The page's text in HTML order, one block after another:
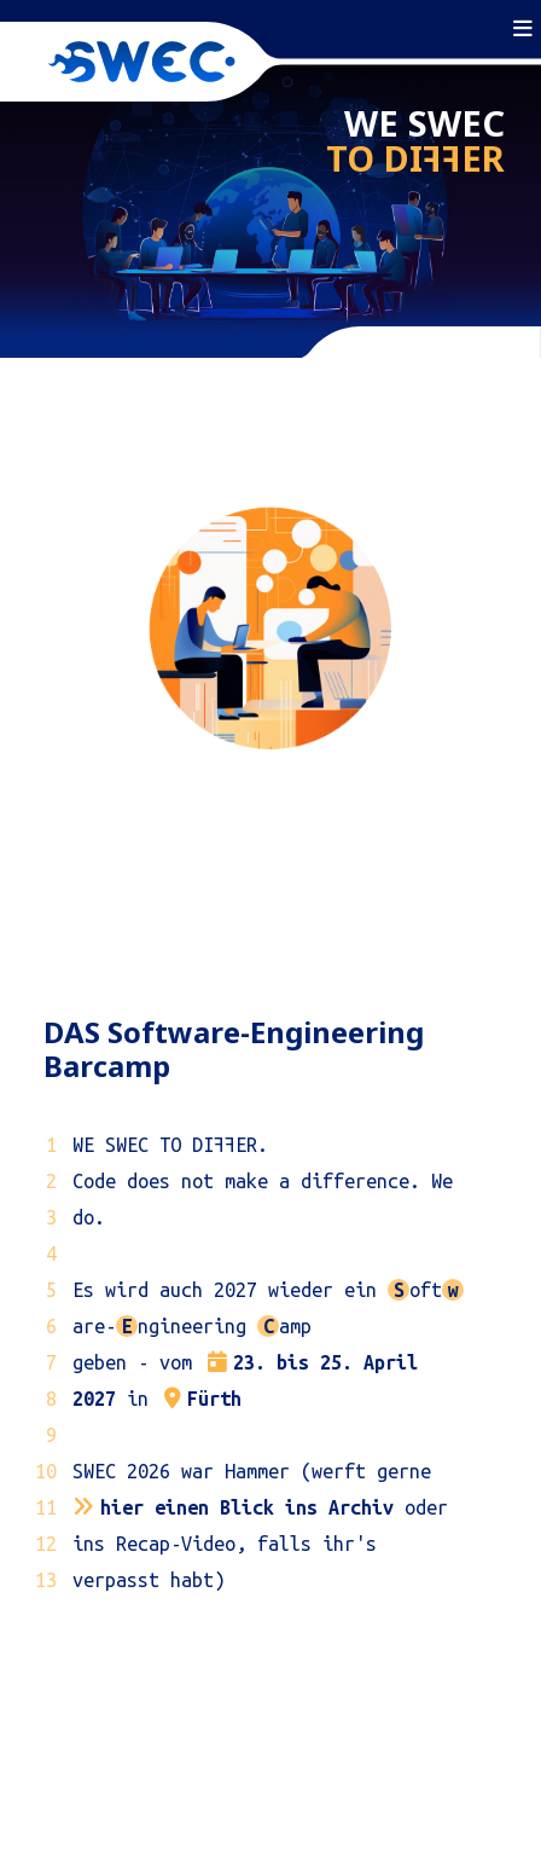
WE SWEC
TO DIFFER
DAS Software-Engineering
Barcamp
WE SWEC TO DIFF ER.
Code does not make a difference. We
do.
Es wird auch 2027 wieder ein S oft w
are- E ngineering C amp
geben - vom
23. bis 25. April
2027 in Fürth
SWEC 2026 war Hammer (werft gerne
hier einen Blick ins Archivoder
ins Recap-Video, falls ihr's
verpasst habt)